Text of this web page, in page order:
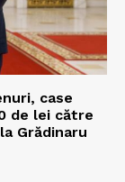
case
de lei către
Grădinaru